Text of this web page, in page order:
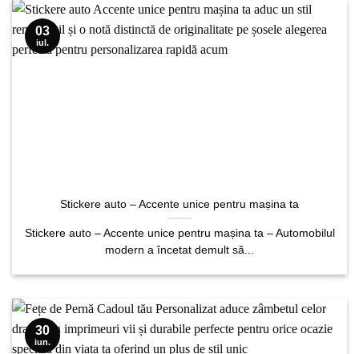
Stickere auto – Accente unice pentru mașina ta
Stickere auto – Accente unice pentru mașina ta – Automobilul
modern a încetat demult să...
03
iul.
30
iun.